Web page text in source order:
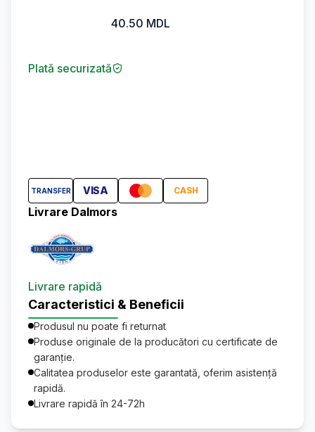
40.50 MDL
Plată securizată
TRANSFER VISA CASH
Livrare Dalmors
Livrare rapidă
Caracteristici & Beneficii
Produsul nu poate fi returnat
Produse originale de la producători cu certificate de
garanție.
Calitatea produselor este garantată, oferim asistență
rapidă.
Livrare rapidă în 24-72h